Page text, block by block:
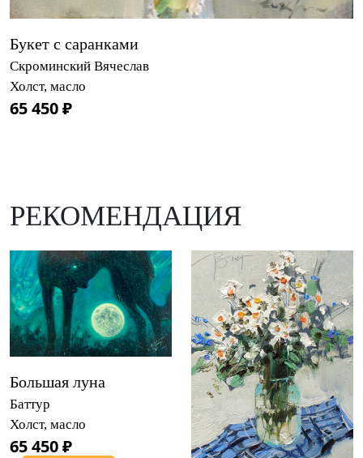
Букет с саранками
Скроминский Вячеслав
Холст, масло
65 450 ₽
РЕКОМЕНДАЦИЯ
Большая луна
Баттур
Холст, масло
65 450 ₽